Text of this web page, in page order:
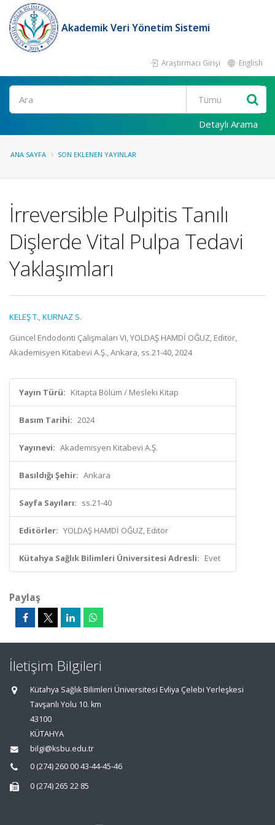
Akademik Veri Yönetim Sistemi
Araştırmacı Girişi English
Ara
Detaylı Arama
ANA SAYFA SON EKLENEN YAYINLAR
İrreversible Pulpitis Tanılı
Dişlerde Vital Pulpa Tedavi
Yaklaşımları
KELEŞ T.,KURNAZ S.
Güncel Endodonti Çalışmaları VI, YOLDAŞ HAMDİ OĞUZ, Editör,
Akademisyen Kitabevi A.Ş., Ankara, ss.21-40, 2024
Yayın Türü: Kitapta Bölüm / Mesleki Kitap
Basım Tarihi: 2024
Yayınevi: Akademisyen Kitabevi A.Ş.
Basıldığı Şehir: Ankara
Sayfa Sayıları: ss.21-40
Editörler: YOLDAŞ HAMDİ OĞUZ, Editör
Kütahya Sağlık Bilimleri Üniversitesi Adresli: Evet
Paylaş
İletişim Bilgileri
Kütahya Sağlık Bilimleri Üniversitesi Evliya Çelebi Yerleşkesi
Tavşanlı Yolu 10. km
43100
KÜTAHYA
bilgi@ksbu.edu.tr
0 (274) 260 00 43-44-45-46
0 (274) 265 22 85